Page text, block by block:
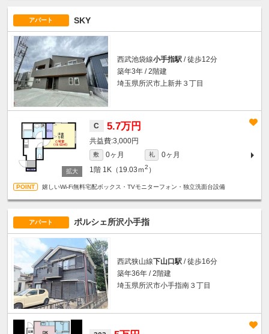
アパート SKY
西武池袋線小手指駅 / 徒歩12分
築年3年 / 2階建
埼玉県所沢市上新井３丁目
C 5.7万円
3,000円
敷 0ヶ月 礼
0ヶ月
1階 1K（19.03ｍ2 ）
嬉しいWi-Fi無料宅配ボックス・TVモニターフォン・独立洗面台設備
アパート ポルシェ所沢小手指
西武狭山線下山口駅 / 徒歩16分
築年36年 / 2階建
埼玉県所沢市小手指南３丁目